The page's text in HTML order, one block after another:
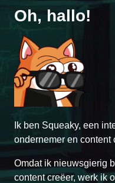
Oh, hallo!
Ik ben Squeaky, een
ondernemer en content
Omdat ik nieuwsgierig
content creëer, werk ik